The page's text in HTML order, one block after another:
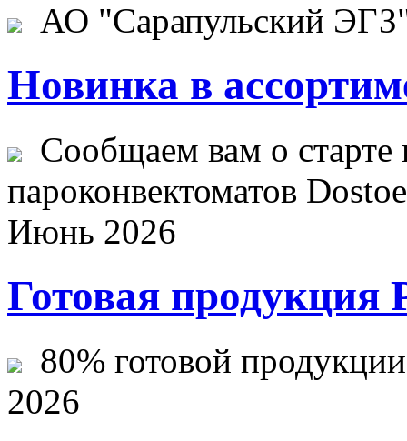
АО "Сарапульский
Новинка в
Сообщаем вам о старте
пароконвектоматов
Июнь 2026
Готовая продукция
80% готовой
2026